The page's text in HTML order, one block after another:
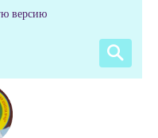
версию